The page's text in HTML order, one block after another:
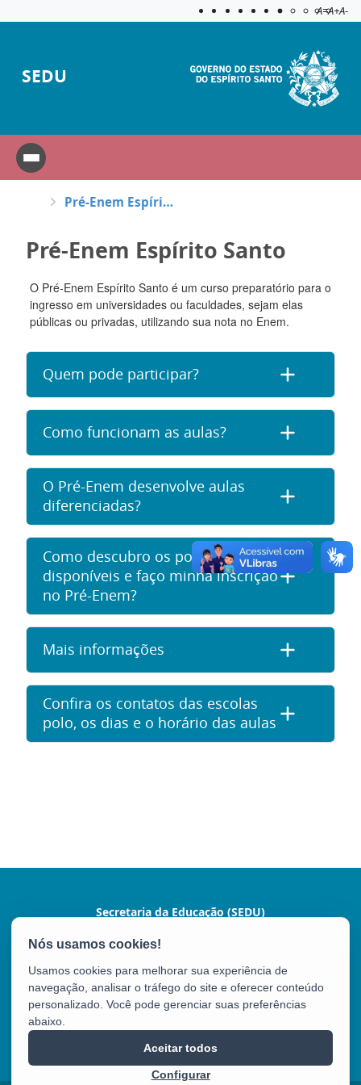
Aplicar
A=A+A-
SEDU
Pré-Enem Espírito Santo
Pré-Enem Espírito Santo
O Pré-Enem Espírito Santo é um curso preparatório para o
ingresso em universidades ou faculdades, sejam elas
públicas ou privadas, utilizando sua nota no Enem.
Quem pode participar?
Como funcionam as aulas?
O Pré-Enem desenvolve aulas
diferenciadas?
Como descubro os polos
disponíveis e faço minha inscrição
no Pré-Enem?
Mais informações
Confira os contatos das escolas
polo, os dias e o horário das aulas
Secretaria da Educação (SEDU)
Av. César Hilal, 1111 - Santa Lúcia
Tel.: 3636-7600 / 3636-7601
Usamos cookies para melhorar sua experiência de
navegação, analisar o tráfego do site e oferecer conteúdo
personalizado. Você pode gerenciar suas preferências
abaixo.
Configurar
Aceitar todos